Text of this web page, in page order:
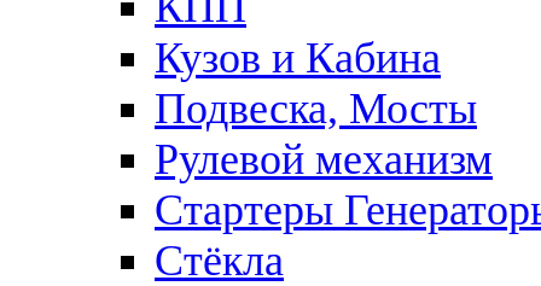
Кузов и Кабина
Подвеска, Мосты
Рулевой механизм
Стартеры
Стёкла